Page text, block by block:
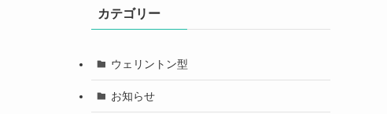
カテゴリー
ウェリントン型
お知らせ